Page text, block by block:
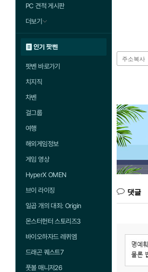
PC 견적 게시판
더보기
인기 팟벤
팟벤 바로가기
치지직
차벤
걸그룹
여행
해외게임정보
게임 영상
HyperX OMEN
브이 라이징
일곱 개의 대죄: Origin
몬스터헌터 스토리즈3
바이오하자드 레퀴엠
드래곤 퀘스트7
풋볼 매니저26
주소복사
댓글